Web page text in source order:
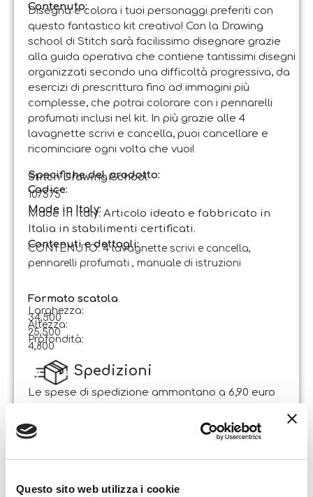
Questo sito web utilizza i cookie
Contenuto:
Disegna e colora i tuoi personaggi preferiti con
questo fantastico kit creativo! Con la Drawing
school di Stitch sarà facilissimo disegnare grazie
alla guida operativa che contiene tantissimi disegni
organizzati secondo una difficoltà progressiva, da
esercizi di prescrittura fino ad immagini più
complesse, che potrai colorare con i pennarelli
profumati inclusi nel kit. In più grazie alle 4
lavagnette scrivi e cancella, puoi cancellare e
ricominciare ogni volta che vuoi!
Specifiche del prodotto:
Stitch Drawing School
Codice:
107575
Made in Italy:
Made in Italy. Articolo ideato e fabbricato in
Italia in stabilimenti certificati.
Contenuti e dettagli:
CONTENUTO: 4 lavagnette scrivi e cancella,
pennarelli profumati , manuale di istruzioni
Formato scatola
Larghezza:
34,500
Altezza:
25,500
Profondità:
4,800
Spedizioni
Le spese di spedizione ammontano a 6,90 euro
spedizione è gratuita per ordini di importo
superiore.